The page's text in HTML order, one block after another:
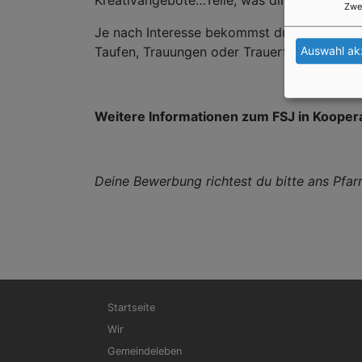
Je nach Interesse bekommst du einen
Taufen, Trauungen oder Trauerfeiern vor.
Weitere Informationen zum FSJ in
Deine Bewerbung richtest du bitte ans
Hauptnavigation
Startseite
Wir
Gemeindeleben
Auswahl